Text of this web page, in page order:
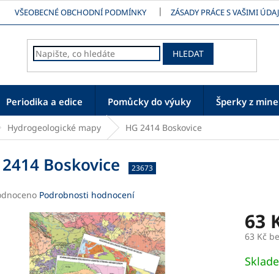
VŠEOBECNÉ OBCHODNÍ PODMÍNKY ZÁSADY PRÁCE S VAŠIMI
HLEDAT
Periodika a edice Pomůcky do výuky Šperky z
Hydrogeologické mapy HG 2414 Boskovice
Boskovice 23673
Podrobnosti hodnocení
63
63 Kč
cena: